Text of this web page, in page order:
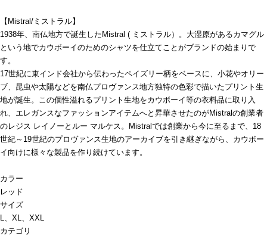
【Mistral/ミストラル】
1938年、南仏地方で誕生したMistral ( ミストラル）。大湿原があるカマグル
という地でカウボーイのためのシャツを仕立てことがブランドの始まりで
す。
17世紀に東インド会社から伝わったペイズリー柄をベースに、小花やオリー
ブ、昆虫や太陽などを南仏プロヴァンス地方独特の色彩で描いたプリント生
地が誕生。この個性溢れるプリント生地をカウボーイ等の衣料品に取り入
れ、エレガンスなファッションアイテムへと昇華させたのがMistralの創業者
のレジス レイノーとルー マルケス。Mistralでは創業から今に至るまで、18
世紀～19世紀のプロヴァンス生地のアーカイブを引き継ぎながら、カウボー
イ向けに様々な製品を作り続けています。
カラー
レッド
サイズ
L、XL、XXL
カテゴリ